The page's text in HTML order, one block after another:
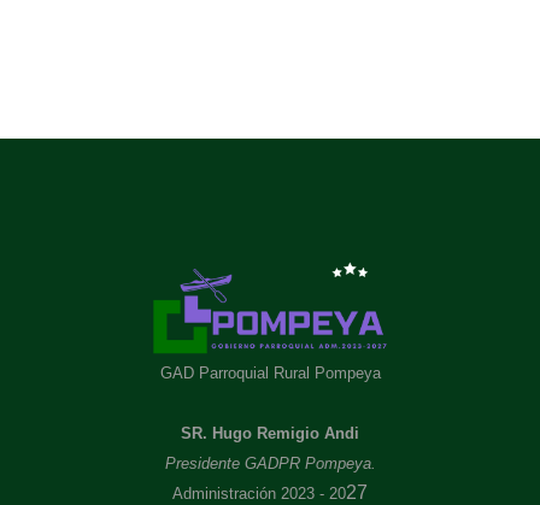
GAD Parroquial Rural Pompeya
SR. Hugo Remigio Andi
Presidente GADPR Pompeya.
Administración 2023 - 2027